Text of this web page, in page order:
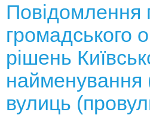
Повідомлення
громадського
рішень
найменування
вулиць